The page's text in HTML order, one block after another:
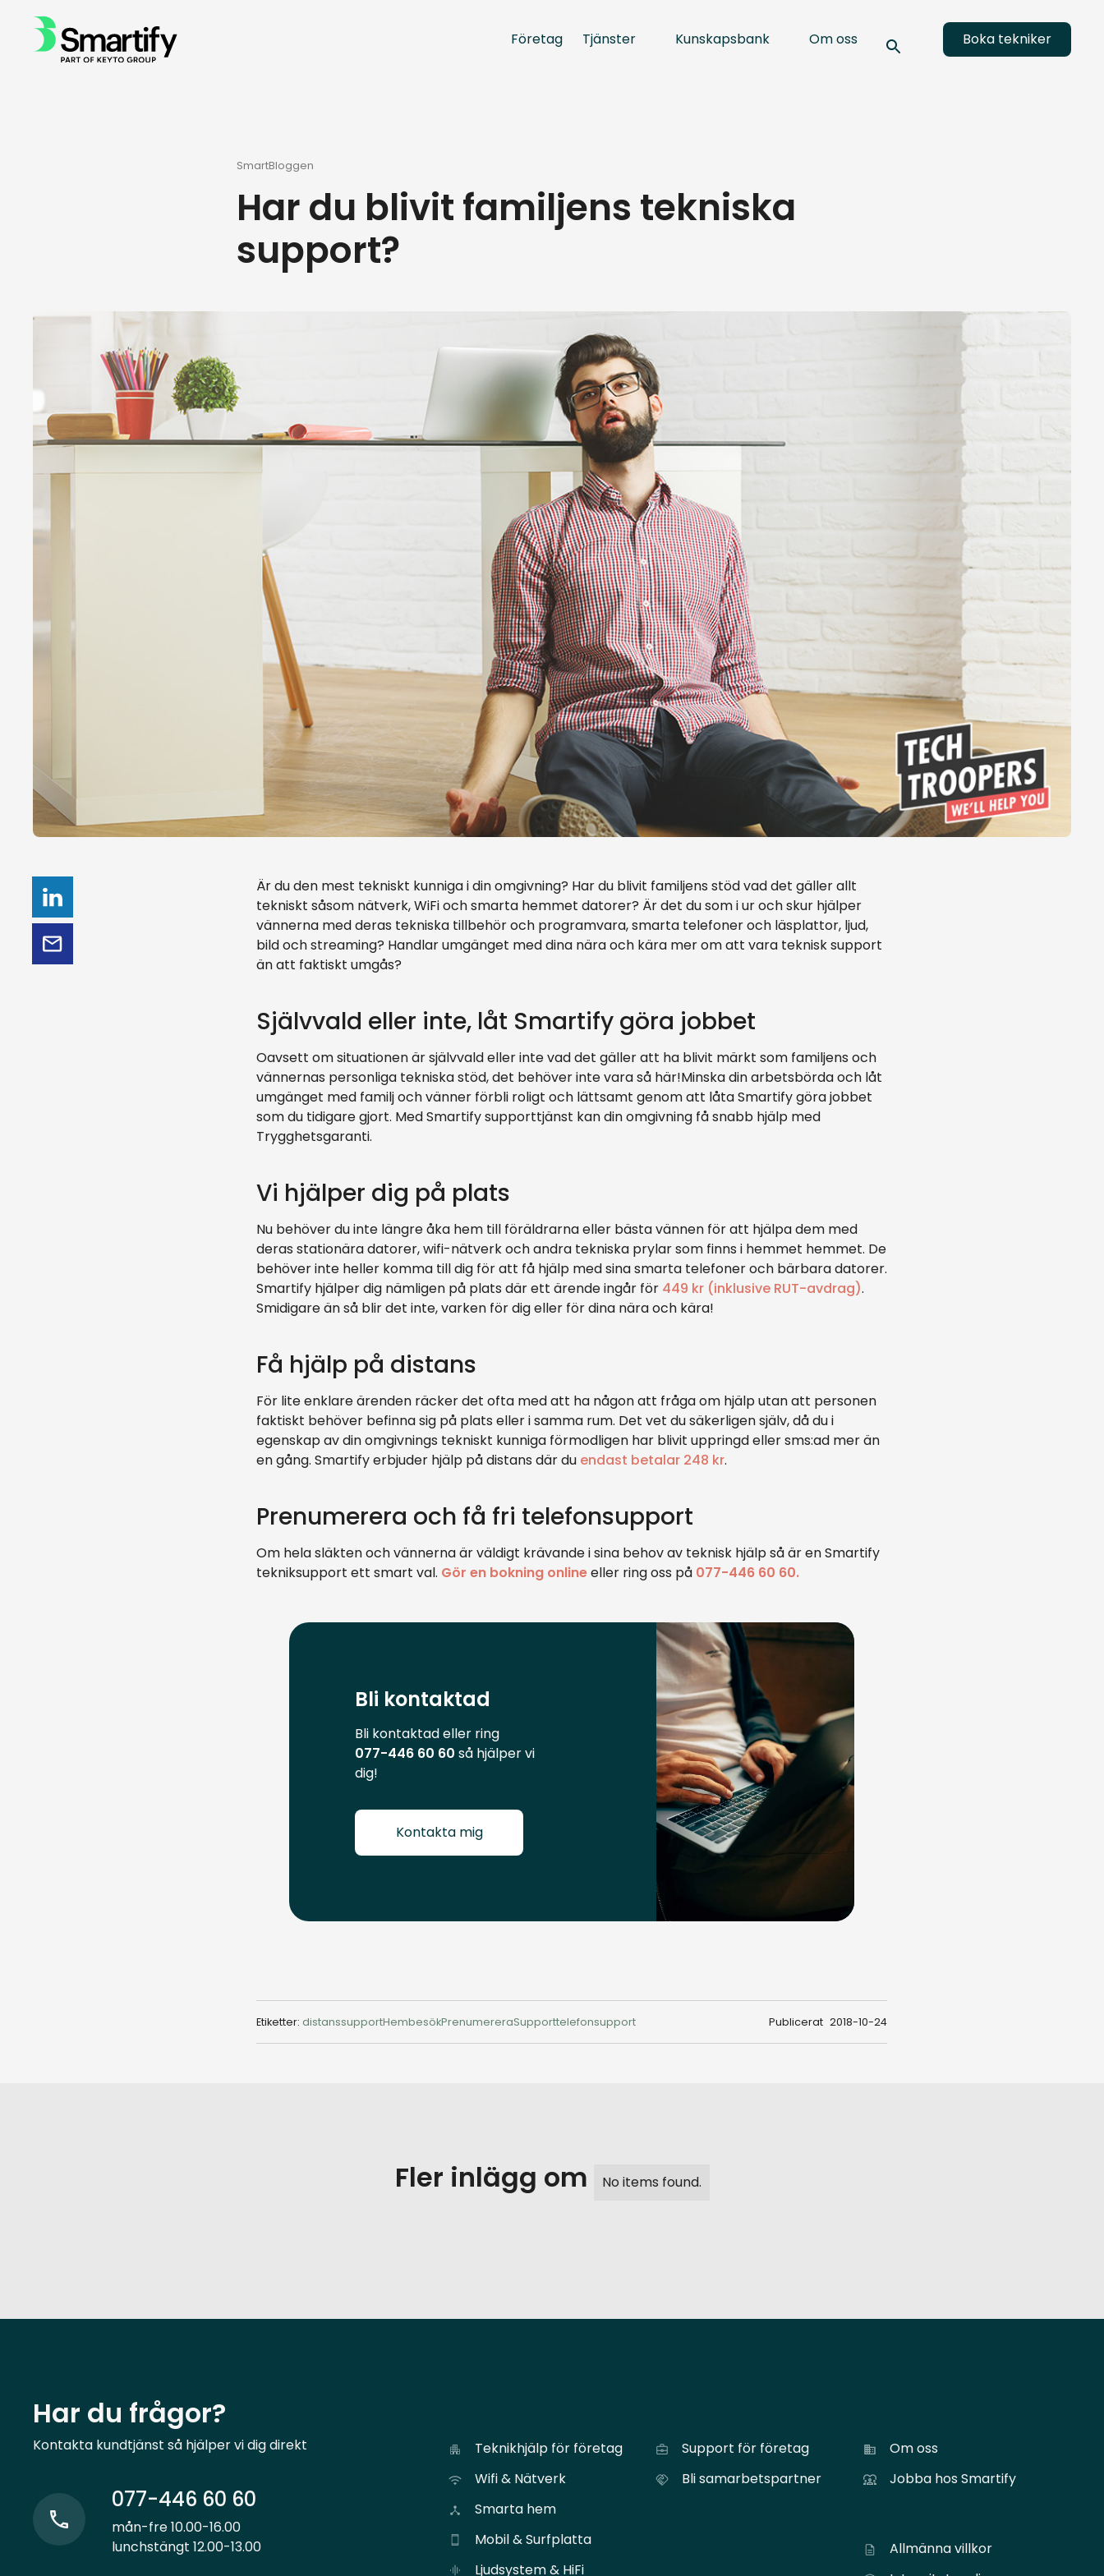
Företag Tjänster Kunskapsbank Om oss Boka tekniker
SmartBloggen
Har du blivit familjens tekniska
support?
Är du den mest tekniskt kunniga i din omgivning? Har du blivit familjens stöd vad det gäller allt
tekniskt såsom nätverk, WiFi och smarta hemmet datorer? Är det du som i ur och skur hjälper
vännerna med deras tekniska tillbehör och programvara, smarta telefoner och läsplattor, ljud,
bild och streaming? Handlar umgänget med dina nära och kära mer om att vara teknisk support
än att faktiskt umgås?
Självvald eller inte, låt Smartify göra jobbet
Oavsett om situationen är självvald eller inte vad det gäller att ha blivit märkt som familjens och
vännernas personliga tekniska stöd, det behöver inte vara så här!Minska din arbetsbörda och låt
umgänget med familj och vänner förbli roligt och lättsamt genom att låta Smartify göra jobbet
som du tidigare gjort. Med Smartify supporttjänst kan din omgivning få snabb hjälp med
Trygghetsgaranti.
Vi hjälper dig på plats
Nu behöver du inte längre åka hem till föräldrarna eller bästa vännen för att hjälpa dem med
deras stationära datorer, wifi-nätverk och andra tekniska prylar som finns i hemmet hemmet. De
behöver inte heller komma till dig för att få hjälp med sina smarta telefoner och bärbara datorer.
Smartify hjälper dig nämligen på plats där ett ärende ingår för 449 kr (inklusive RUT-avdrag).
Smidigare än så blir det inte, varken för dig eller för dina nära och kära!
Få hjälp på distans
För lite enklare ärenden räcker det ofta med att ha någon att fråga om hjälp utan att personen
faktiskt behöver befinna sig på plats eller i samma rum. Det vet du säkerligen själv, då du i
egenskap av din omgivnings tekniskt kunniga förmodligen har blivit uppringd eller sms:ad mer än
en gång. Smartify erbjuder hjälp på distans där du endast betalar 248 kr.
Prenumerera och få fri telefonsupport
Om hela släkten och vännerna är väldigt krävande i sina behov av teknisk hjälp så är en Smartify
tekniksupport ett smart val. Gör en bokning onlineeller ring oss på 077-446 60 60.
Bli kontaktad
Bli kontaktad eller ring
077-446 60 60 så hjälper vi
dig!
Kontakta mig
Etiketter: distanssupportHembesökPrenumereraSupporttelefonsupport Publicerat 2018-10-24
Fler inlägg om No items found.
Har du frågor?
Kontakta kundtjänst så hjälper vi dig direkt
077-446 60 60
mån-fre 10.00-16.00
lunchstängt 12.00-13.00
Teknikhjälp för företag
Wifi & Nätverk
Smarta hem
Mobil & Surfplatta
Ljudsystem & HiFi
Support för företag
Bli samarbetspartner
Om oss
Jobba hos Smartify
Allmänna villkor